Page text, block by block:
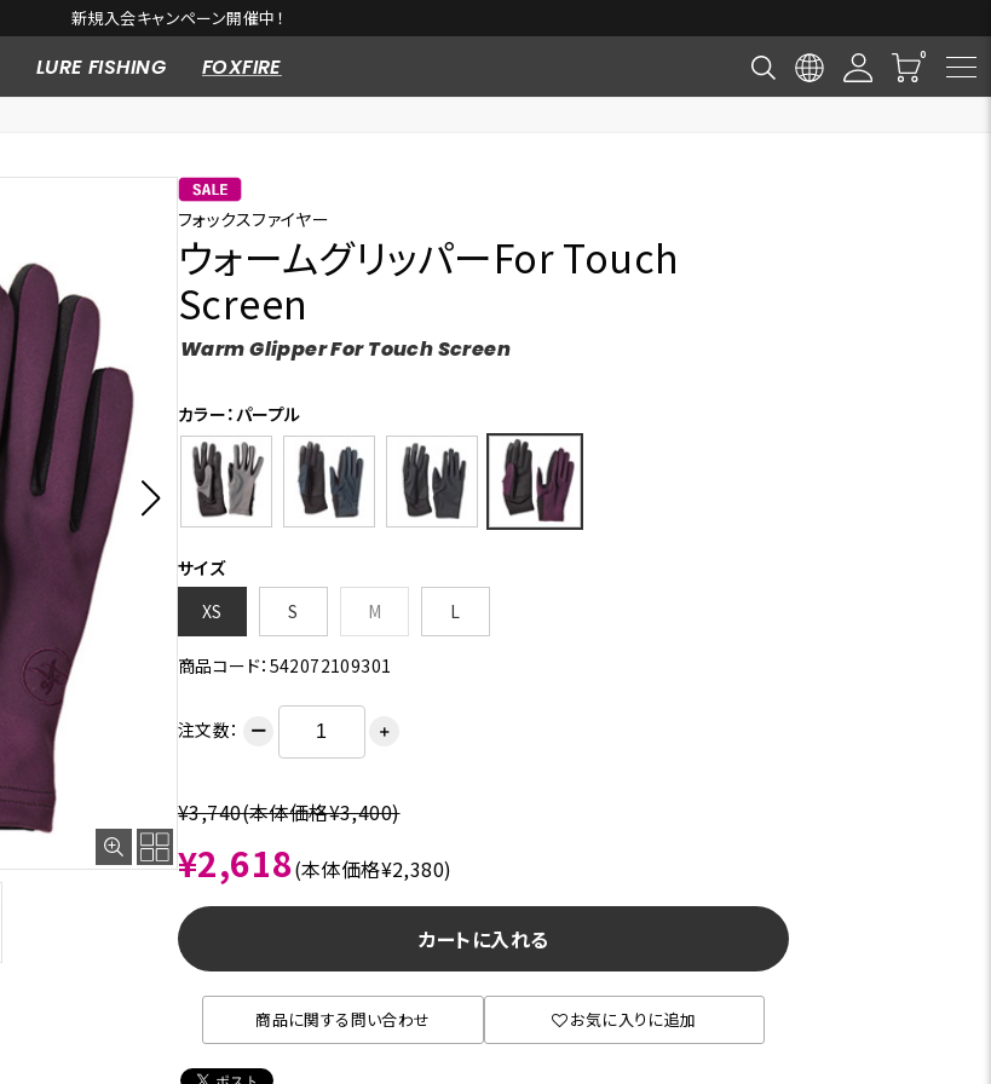
新規入会キャンペーン開催中！
LURE FISHING FOXFIRE
フォックスファイヤー
ウォームグリッパーFor Touch
Screen
Warm Glipper For Touch Screen
カラー：パープル
サイズ
XS
S M L
商品コード：542072109301
注文数： ー ＋
¥3,740(本体価格¥3,400)
¥2,618(本体価格¥2,380)
カートに入れる
商品に関する問い合わせ お気に入りに追加